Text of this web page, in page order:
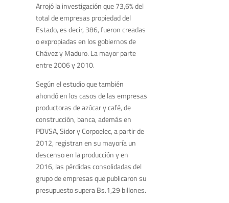
Arrojó la investigación que 73,6% del
total de empresas propiedad del
Estado, es decir, 386, fueron creadas
o expropiadas en los gobiernos de
Chávez y Maduro. La mayor parte
entre 2006 y 2010.
Según el estudio que también
ahondó en los casos de las empresas
productoras de azúcar y café, de
construcción, banca, además en
PDVSA, Sidor y Corpoelec, a partir de
2012, registran ​en su mayoría ​un
descenso en la producción y en
2016, ​las pérdidas consolidadas del
grupo de empresas que publicaron su
presupuesto ​supera ​Bs.1,29 billones.